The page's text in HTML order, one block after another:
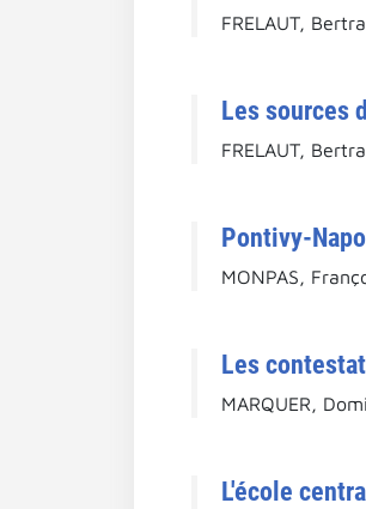
FRELAUT,
Les sources
FRELAUT,
Pontivy-
MONPAS,
Les
MARQUER,
L'école